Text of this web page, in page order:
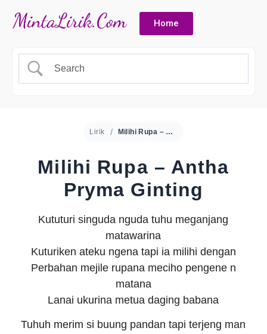
Home
Lirik Milihi Rupa – Antha Pryma Ginting
Milihi Rupa – Antha
Pryma Ginting
Kututuri singuda nguda tuhu meganjang
matawarina
Kuturiken ateku ngena tapi ia milihi dengan
Perbahan mejile rupana meciho pengene n
matana
Lanai ukurina metua daging babana
Tuhuh merim si buung pandan tapi terjeng man